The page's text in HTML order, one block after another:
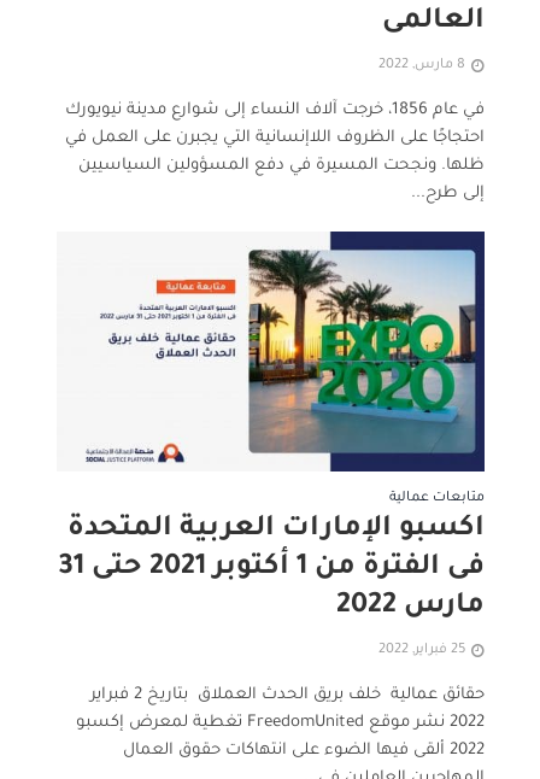
العالمى
8 مارس, 2022
في عام 1856، خرجت آلاف النساء إلى شوارع مدينة نيويورك
احتجاجًا على الظروف اللاإنسانية التي يجبرن على العمل في
ظلها. ونجحت المسيرة في دفع المسؤولين السياسيين
إلى طرح...
متابعات عمالية
اكسبو الإمارات العربية المتحدة
فى الفترة من 1 أكتوبر 2021 حتى 31
مارس 2022
25 فبراير, 2022
حقائق عمالية خلف بريق الحدث العملاق بتاريخ 2 فبراير
2022 نشر موقع FreedomUnited تغطية لمعرض إكسبو
2022 ألقى فيها الضوء على انتهاكات حقوق العمال